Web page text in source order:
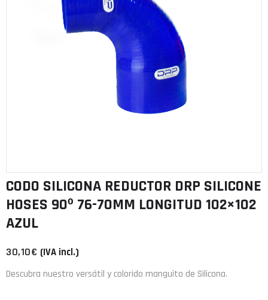
CODO SILICONA REDUCTOR DRP SILICONE
HOSES 90º 76-70MM LONGITUD 102×102
AZUL
30,10€ (IVA incl.)
Descubra nuestro versátil y colorido manguito de Silicona.